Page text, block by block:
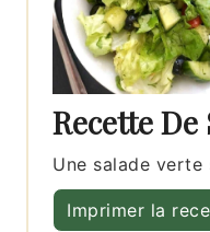
Recette De
Une salade verte
Imprimer la